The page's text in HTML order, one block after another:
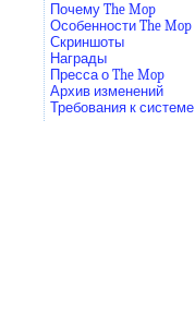
Почему The Mop
Особенности The Mop
Скриншоты
Награды
Пресса о The Mop
Архив изменений
Требования к системе